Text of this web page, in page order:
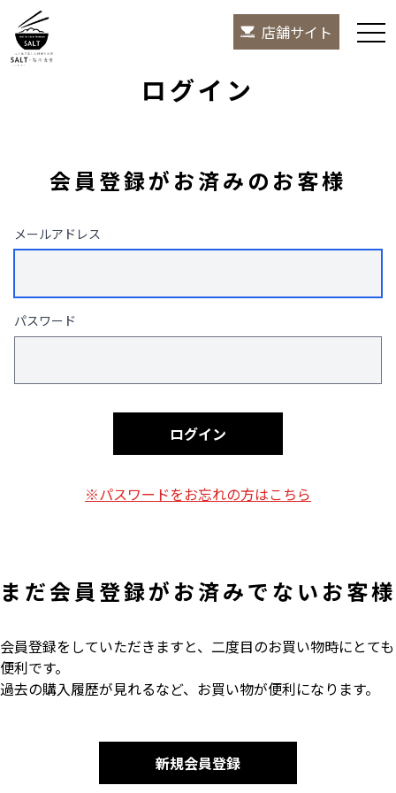
店舗サイト
ログイン
会員登録がお済みのお客様
メールアドレス
パスワード
ログイン
※パスワードをお忘れの方はこちら
まだ会員登録がお済みでないお客様
会員登録をしていただきますと、二度目のお買い物時にとても
便利です。
過去の購入履歴が見れるなど、お買い物が便利になります。
新規会員登録